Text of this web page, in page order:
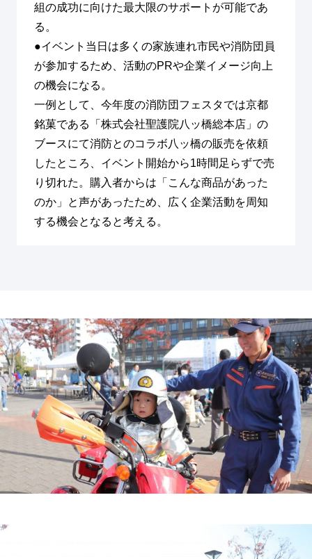
組の成功に向けた最大限のサポートが可能であ
る。
●イベント当日は多くの家族連れ市民や消防団員
が参加するため、活動のPRや企業イメージ向上
の機会になる。
一例として、今年度の消防団フェスタでは京都
銘菓である「株式会社聖護院八ッ橋総本店」の
ブースにて消防とのコラボ八ッ橋の販売を依頼
したところ、イベント開始から1時間足らずで売
り切れた。購入者からは「こんな商品があった
のか」と声があったため、広く企業活動を周知
する機会となると考える。